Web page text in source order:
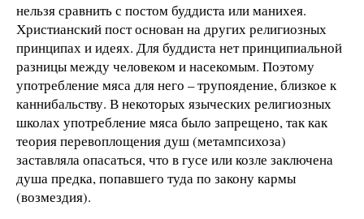
нельзя сравнить с постом буддиста или манихея.
Христианский пост основан на других религиозных
принципах и идеях. Для буддиста нет принципиальной
разницы между человеком и насекомым. Поэтому
употребление мяса для него – трупоядение, близкое к
каннибальству. В некоторых языческих религиозных
школах употребление мяса было запрещено, так как
теория перевоплощения душ (метампсихоза)
заставляла опасаться, что в гусе или козле заключена
душа предка, попавшего туда по закону кармы
(возмездия).